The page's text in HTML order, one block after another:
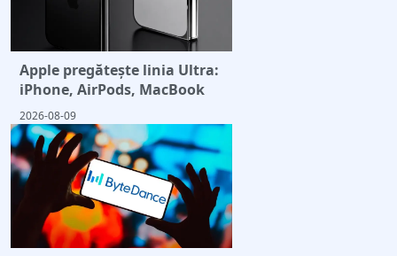
Apple pregătește linia Ultra:
iPhone, AirPods, MacBook
2026-08-09